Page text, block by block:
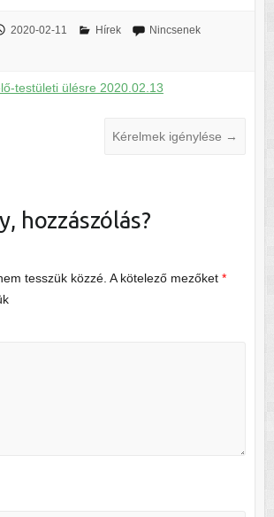
2020-02-11 Hírek
Nincsenek
testületi ülésre 2020.02.13
Kérelmek igénylése →
hozzászólás?
tesszük közzé. A kötelező mezőket *